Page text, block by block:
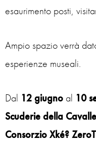
esaurimento posti,
Ampio spazio verrà
esperienze museali.
Dal 12 giugno al 10
Scuderie della
Consorzio Xké?